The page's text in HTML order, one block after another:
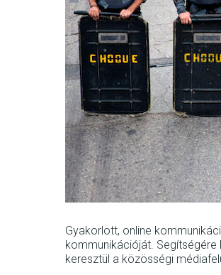
Gyakorlott, online
kommunikációját.
keresztül a közösségi